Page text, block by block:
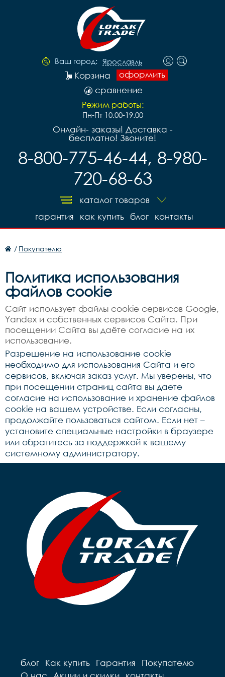
Ваш город: Ярославль
оформить
Корзина
сравнение
Режим работы:
Пн-Пт 10.00-19.00
Онлайн- заказы! Доставка -
бесплатно! Звоните!
8-800-775-46-44, 8-980-
720-68-63
каталог товаров
контакты
блог
как купить
гарантия
/ Покупателю
Политика использования
файлов cookie
Сайт использует файлы cookie сервисов Google,
Yandex и собственных сервисов Сайта. При
посещении Сайта вы даёте согласие на их
использование.
Разрешение на использование cookie
необходимо для использования Сайта и его
сервисов, включая заказ услуг. Мы уверены, что
при посещении страниц сайта вы даете
согласие на использование и хранение файлов
cookie на вашем устройстве. Если согласны,
продолжайте пользоваться сайтом. Если нет –
установите специальные настройки в браузере
или обратитесь за поддержкой к вашему
системному администратору.
блог Как купить Гарантия
Покупателю